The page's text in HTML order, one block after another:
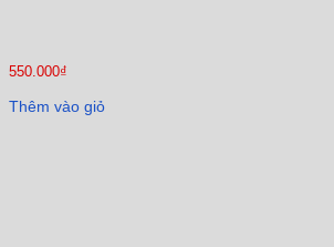
550.000₫
Thêm vào giỏ